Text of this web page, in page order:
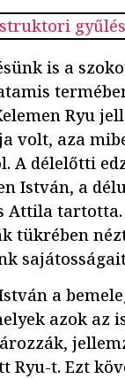
is a
Ryu
volt, aza
A délelőtti
István, a
Attila
tükrében
a
azok az
Ryu-t. Ezt